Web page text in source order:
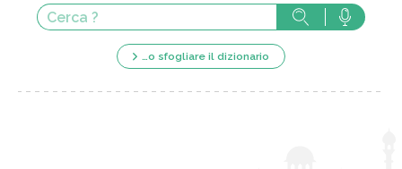
…o sfogliare il dizionario